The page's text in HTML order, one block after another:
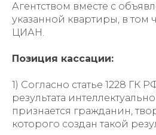
Агентством вместе с
указанной квартиры, в том
ЦИАН.
Позиция кассации:
1) Согласно статье 1228 ГК
результата
признается гражданин,
которого создан такой